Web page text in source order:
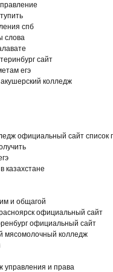
спб
слова
сайт
егэ
акушерский колледж
официальный сайт список
казахстане
и общагой
официальный сайт
официальный сайт
мясомолочный колледж
управления и права